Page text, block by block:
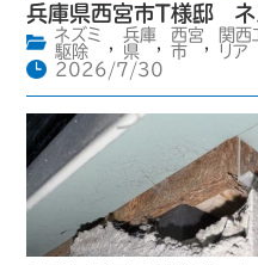
兵庫県西宮市T様邸 ネ
ネズミ
駆除
兵庫
県
,
西宮
市
関西
リア
2026/7/30